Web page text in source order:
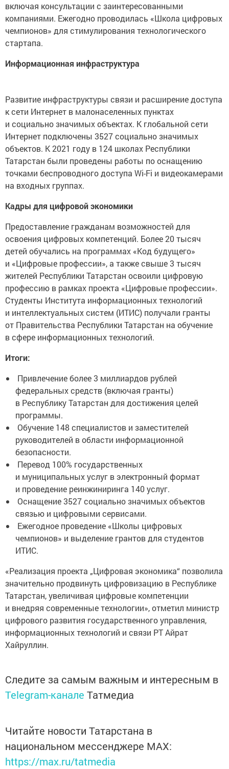
включая консультации с заинтересованными
компаниями. Ежегодно проводилась «Школа цифровых
чемпионов» для стимулирования технологического
стартапа.
Информационная инфраструктура
Развитие инфраструктуры связи и расширение доступа
к сети Интернет в малонаселенных пунктах
и социально значимых объектах. К глобальной сети
Интернет подключены 3527 социально значимых
объектов. К 2021 году в 124 школах Республики
Татарстан были проведены работы по оснащению
точками беспроводного доступа Wi-Fi и видеокамерами
на входных группах.
Кадры для цифровой экономики
Предоставление гражданам возможностей для
освоения цифровых компетенций. Более 20 тысяч
детей обучались на программах «Код будущего»
и «Цифровые профессии», а также свыше 3 тысяч
жителей Республики Татарстан освоили цифровую
профессию в рамках проекта «Цифровые профессии».
Студенты Института информационных технологий
и интеллектуальных систем (ИТИС) получали гранты
от Правительства Республики Татарстан на обучение
в сфере информационных технологий.
Итоги:
Привлечение более 3 миллиардов рублей
федеральных средств (включая гранты)
в Республику Татарстан для достижения целей
программы.
Обучение 148 специалистов и заместителей
руководителей в области информационной
безопасности.
Перевод 100% государственных
и муниципальных услуг в электронный формат
и проведение реинжиниринга 140 услуг.
Оснащение 3527 социально значимых объектов
связью и цифровыми сервисами.
Ежегодное проведение «Школы цифровых
чемпионов» и выделение грантов для студентов
ИТИС.
«Реализация проекта „Цифровая экономика“ позволила
значительно продвинуть цифровизацию в Республике
Татарстан, увеличивая цифровые компетенции
и внедряя современные технологии», отметил министр
цифрового развития государственного управления,
информационных технологий и связи РТ Айрат
Хайруллин.
Следите за самым важным и интересным в
Telegram-канале Татмедиа
Читайте новости Татарстана в
национальном мессенджере MАХ:
https://max.ru/tatmedia